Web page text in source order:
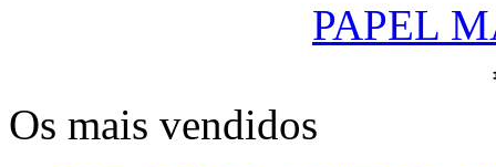
PAPEL
Os mais vendidos